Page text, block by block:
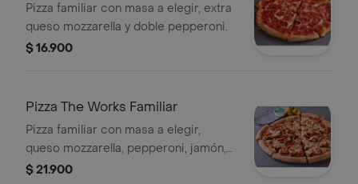
Pizza familiar con masa a elegir, extra
queso mozzarella y doble pepperoni.
$ 16.900
Pizza The Works Familiar
Pizza familiar con masa a elegir,
queso mozzarella, pepperoni, jamón,
cebolla, pimiento verde, aceitunas
$ 21.900